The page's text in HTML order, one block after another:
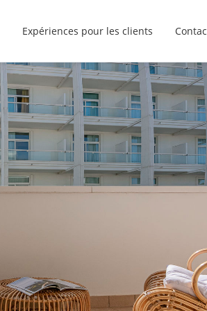
Expériences pour les clients